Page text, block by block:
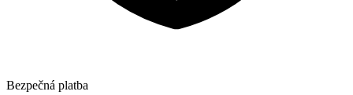
Bezpečná platba